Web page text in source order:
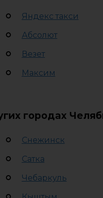
Яндекс такси
Абсолют
Везет
Максим
городах
Снежинск
Сатка
Чебаркуль